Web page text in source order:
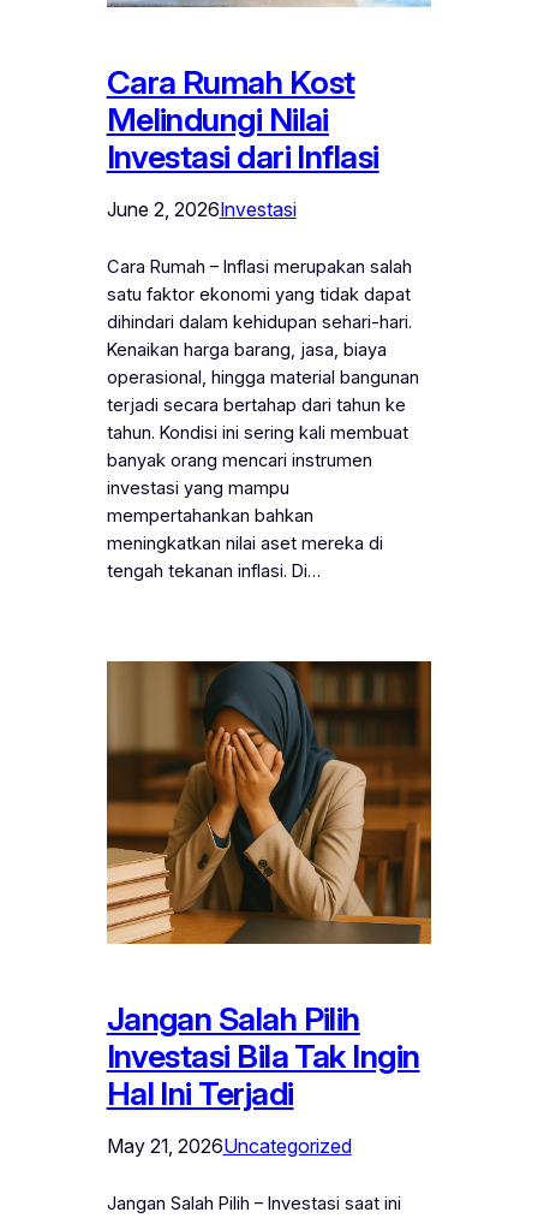
Cara Rumah Kost
Melindungi Nilai
Investasi dari Inflasi
June 2, 2026Investasi
Cara Rumah – Inflasi merupakan salah
satu faktor ekonomi yang tidak dapat
dihindari dalam kehidupan sehari-hari.
Kenaikan harga barang, jasa, biaya
operasional, hingga material bangunan
terjadi secara bertahap dari tahun ke
tahun. Kondisi ini sering kali membuat
banyak orang mencari instrumen
investasi yang mampu
mempertahankan bahkan
meningkatkan nilai aset mereka di
tengah tekanan inflasi. Di…
Jangan Salah Pilih
Investasi Bila Tak Ingin
Hal Ini Terjadi
May 21, 2026Uncategorized
Jangan Salah Pilih – Investasi saat ini